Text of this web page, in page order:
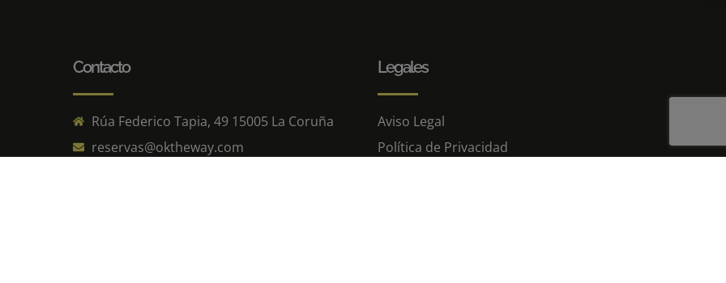
Contacto
Rúa Federico Tapia, 49 15005 La Coruña
reservas@oktheway.com
Legales
Aviso Legal
Política de Privacidad